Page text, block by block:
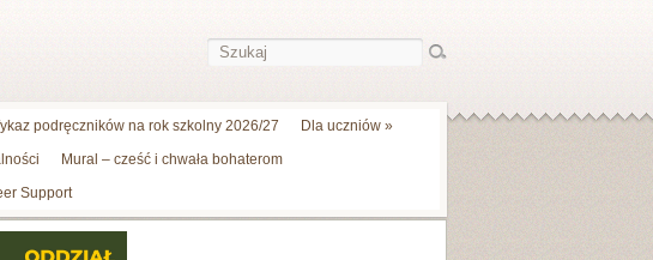
podręczników na rok szkolny 2026/27 Dla uczniów »
Mural – cześć i chwała bohaterom
Support